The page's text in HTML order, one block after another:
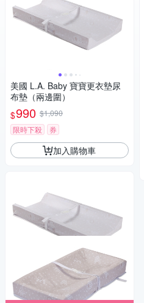
美國 L.A. Baby 寶寶更衣墊尿
布墊（兩邊圍）
$990 $1,090
限時下殺
券
加入購物車